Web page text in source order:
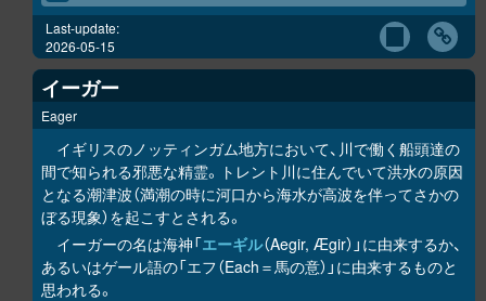
Last-update:
2026-05-15
イーガー
Eager
イギリスのノッティンガム地方において、川で働く船頭達の
間で知られる邪悪な精霊。トレント川に住んでいて洪水の原因
となる潮津波（満潮の時に河口から海水が高波を伴ってさかの
ぼる現象）を起こすとされる。
イーガーの名は海神「エーギル（Aegir, Ægir）」に由来するか、
あるいはゲール語の「エフ（Each＝馬の意）」に由来するものと
思われる。